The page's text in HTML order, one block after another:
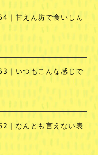
｜甘えん坊で食いしん
｜いつもこんな感じで
｜なんとも言えない表